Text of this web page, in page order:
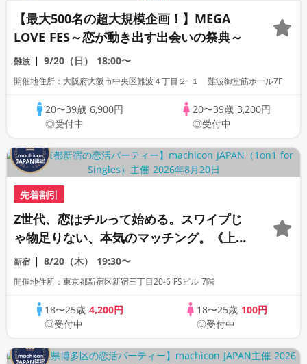
【最大500名の超大規模企画！】MEGA
LOVE FES～恋が動き出す出会いの祭典～
難波 9/20（日） 18:00〜
開催地住所：大阪府大阪市中央区難波４丁目２−１ 難波御堂筋ホール7F
20〜39歳 6,900円
◎受付中
20〜39歳 3,200円
◎受付中
先着割引
Z世代、恋はチルって始める。スワイプじ
ゃ物足りない、本気のマッチング。《上質
な1対1相席専用会場》《全席半個室》《飲
み放題付き》《machicon JAPAN主催》
新宿 8/20（木） 19:30〜
開催地住所：東京都新宿区新宿三丁目20-6 FSビル 7階
18〜25歳4,200円
◎受付中
18〜25歳 100円
◎受付中